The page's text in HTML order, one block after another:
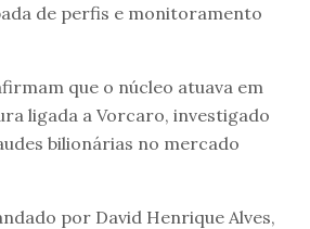
de perfis e monitoramento
que o núcleo atuava em
ligada a Vorcaro, investigado
bilionárias no mercado
por David Henrique Alves,